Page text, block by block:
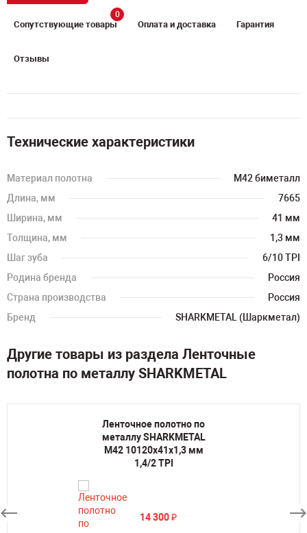
Сопутствующие товары
0
Оплата и доставка Гарантия
Отзывы
Технические характеристики
Материал полотна
M42 биметалл
Длина, мм
7665
Ширина, мм
41 мм
Толщина, мм
1,3 мм
Шаг зуба
6/10 TPI
Родина бренда
Россия
Страна производства
Россия
Бренд
SHARKMETAL (Шаркметал)
Другие товары из раздела Ленточные
полотна по металлу SHARKMETAL
Ленточное полотно по
металлу SHARKMETAL
M42 10120х41х1,3 мм
1,4/2 TPI
14 300₽